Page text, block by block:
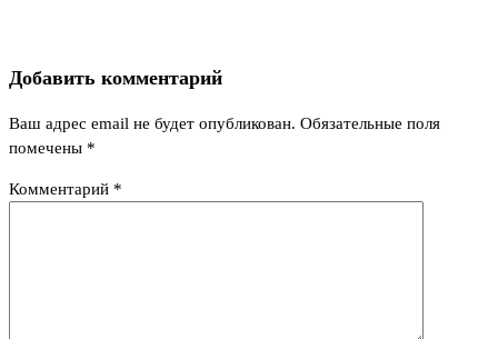
Добавить комментарий
Ваш адрес email не будет опубликован. Обязательные поля
помечены *
Комментарий *